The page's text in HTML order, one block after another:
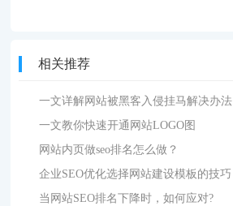
相关推荐
一文详解网站被黑客入侵挂马解决办法
一文教你快速开通网站LOGO图
网站内页做seo排名怎么做？
企业SEO优化选择网站建设模板的技巧
当网站SEO排名下降时，如何应对?